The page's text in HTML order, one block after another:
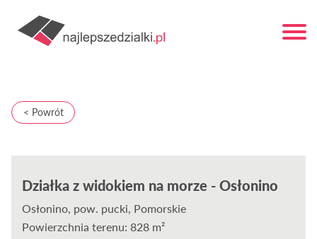
< Powrót
Działka z widokiem na morze - Osłonino
Osłonino, pow. pucki, Pomorskie
Powierzchnia terenu: 828 m²